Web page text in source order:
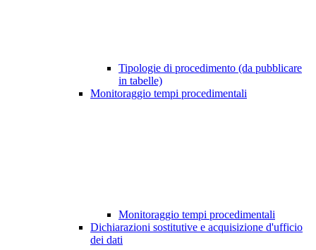
Tipologie di procedimento (da pubblicare
in tabelle)
Monitoraggio tempi procedimentali
Monitoraggio tempi procedimentali
Dichiarazioni sostitutive e acquisizione d'ufficio
dei dati